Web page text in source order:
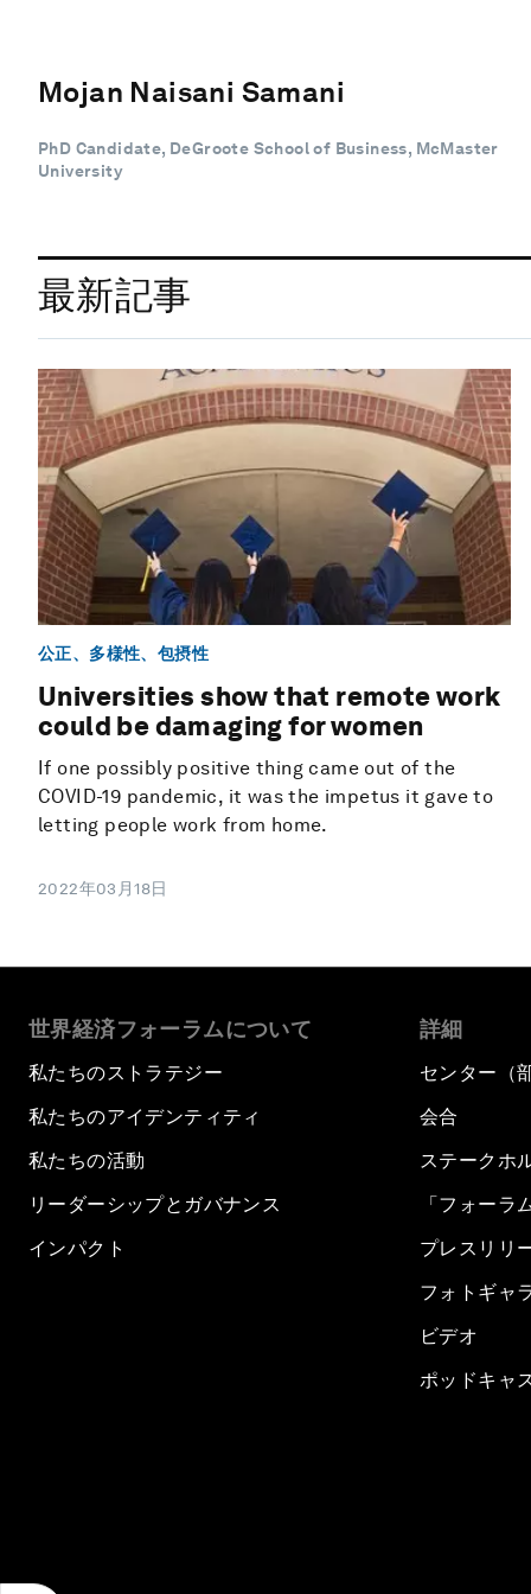
Mojan Naisani Samani
PhD Candidate, DeGroote School of Business, McMaster
University
最新記事
公正、多様性、包摂性
Universities show that remote work
could be damaging for women
If one possibly positive thing came out of the
COVID-19 pandemic, it was the impetus it gave to
letting people work from home.
2022年03月18日
世界経済フォーラムについて
私たちのストラテジー
私たちのアイデンティティ
私たちの活動
リーダーシップとガバナンス
インパクト
詳細
センター（
会合
ステークホ
「フォーラ
プレスリリ
フォトギャ
ビデオ
ポッドキャ